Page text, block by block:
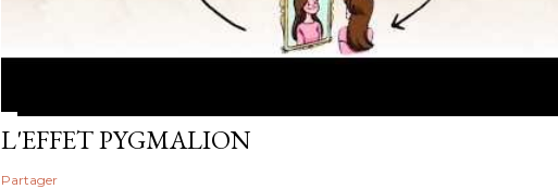
L'EFFET PYGMALION
Partager